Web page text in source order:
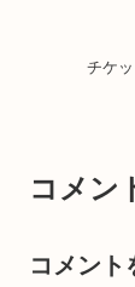
チケ
コメン
コメント